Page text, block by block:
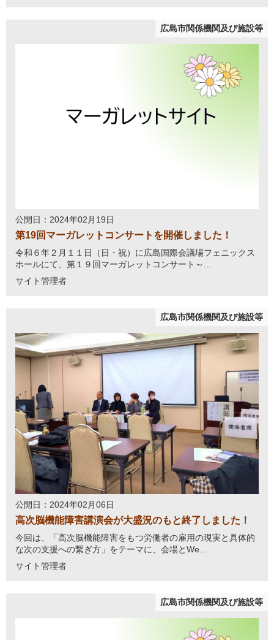
広島市関係機関及び施設等
公開日：2024年02月19日
第19回マーガレットコンサートを開催しました！
令和６年２月１１日（日・祝）に広島国際会議場フェニックス
ホールにて、第１９回マーガレットコンサート～...
サイト管理者
広島市関係機関及び施設等
公開日：2024年02月06日
高次脳機能障害講演会が大盛況のもと終了しました！
今回は、「高次脳機能障害をもつ労働者の雇用の現実と具体的
な次の支援への繋ぎ方」をテーマに、会場とWe...
サイト管理者
広島市関係機関及び施設等